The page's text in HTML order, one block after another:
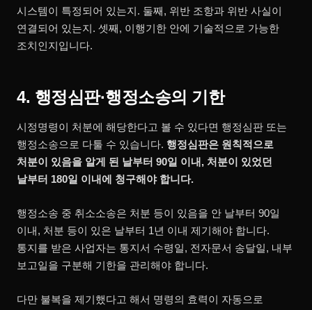
시스템이 특정되어 있는지. 둘째, 위반 조항과 위반 사실이
연결되어 있는지. 셋째, 이행기한 안에 기술적으로 가능한
조치인지입니다.
4. 행정심판·행정소송의 기한
시정명령이 처분에 해당한다고 볼 수 있다면 행정심판 또는
행정소송으로 다툴 수 있습니다. 행정심판은 원칙적으로
처분이 있음을 알게 된 날부터 90일 이내, 처분이 있었던
날부터 180일 이내에 청구해야 합니다.
행정소송 중 취소소송은 처분 등이 있음을 안 날부터 90일
이내, 처분 등이 있은 날부터 1년 이내 제기해야 합니다.
통지를 받은 사업자는 통지서 수령일, 전자문서 송달일, 내부
보고일을 구분해 기한을 관리해야 합니다.
다만 불복을 제기했다고 해서 명령의 효력이 자동으로